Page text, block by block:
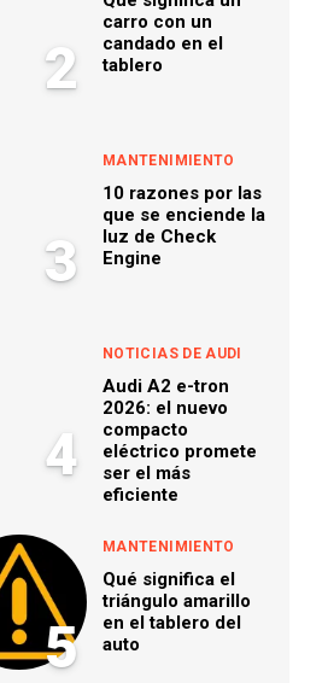
2
carro con un
candado en el
tablero
3
MANTENIMIENTO
10 razones por las
que se enciende la
luz de Check
Engine
4
NOTICIAS DE AUDI
Audi A2 e-tron
2026: el nuevo
compacto
eléctrico promete
ser el más
eficiente
5
MANTENIMIENTO
Qué significa el
triángulo amarillo
en el tablero del
auto